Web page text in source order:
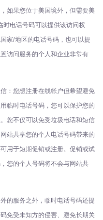
如果您位于美国境外，但需要美
时电话号码可以提供该访问权
家/地区的电话号码，也可以提
访问服务的个人和企业非常有
：您想注册在线帐户但希望避免
临时电话号码，您可以保护您的
您不仅可以免受垃圾电话和短信
站共享您的个人电话号码带来的
用于短期促销或注册。促销或试
您的个人号码将不会与网站共
的服务之外，临时电话号码还提
免受未知方的侵害、避免长期关